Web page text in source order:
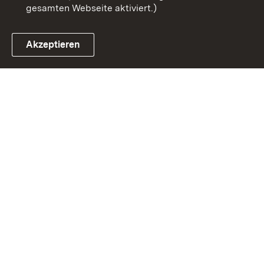
Link zum Landesportal
gesamten Webseite aktiviert.)
Akzeptieren